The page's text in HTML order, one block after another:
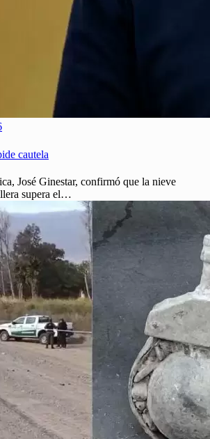
cautela
José Ginestar, confirmó que la nieve
supera el…